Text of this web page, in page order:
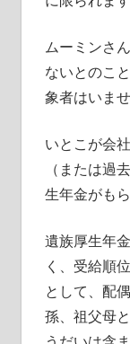
ムーミンさ
ないとのこ
象者はいませ
いとこが会
（または過
生年金がも
遺族厚生年
く、受給順
として、配
孫、祖父母